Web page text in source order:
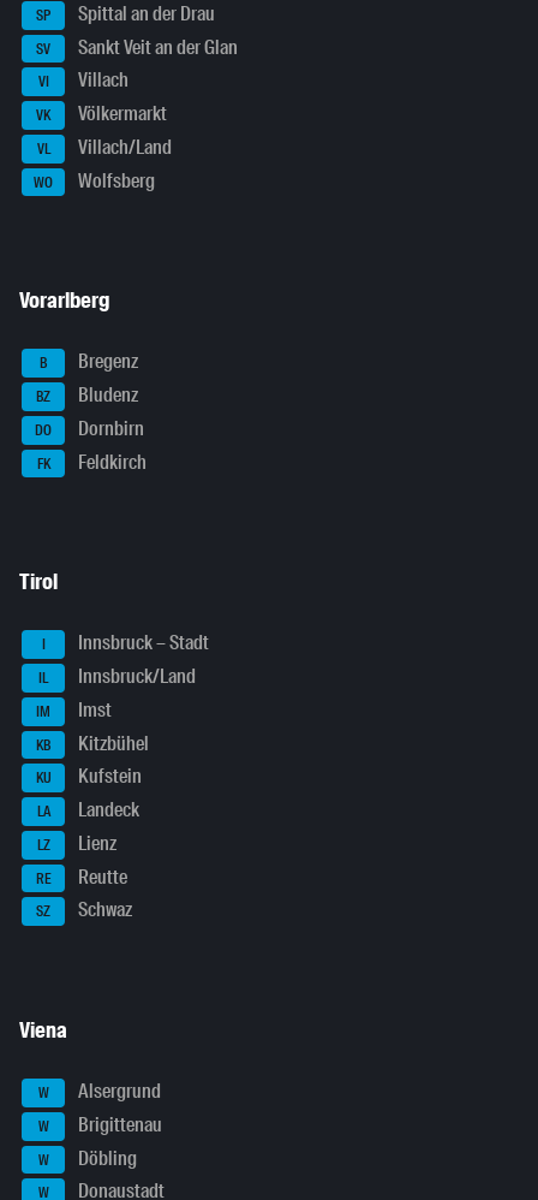
SP Spittal an der Drau
SV Sankt Veit an der Glan
VI Villach
VK Völkermarkt
VL Villach/Land
WO Wolfsberg
Vorarlberg
B Bregenz
BZ Bludenz
DO Dornbirn
FK Feldkirch
Tirol
I Innsbruck – Stadt
IL Innsbruck/Land
IM Imst
KB Kitzbühel
KU Kufstein
LA Landeck
LZ Lienz
RE Reutte
SZ Schwaz
Viena
W Alsergrund
W Brigittenau
W Döbling
W Donaustadt